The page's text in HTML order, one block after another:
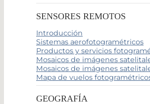
SENSORES REMOTOS
Introducción
Sistemas aerofotogramétricos
Productos y servicios
Mosaicos de imágenes
Mosaicos de imágenes
Mapa de vuelos
GEOGRAFÍA